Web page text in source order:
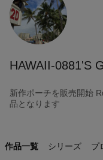
HAWAII-0881'S
新作ポーチを販売開始
品となります
作品一覧 シリーズ プ